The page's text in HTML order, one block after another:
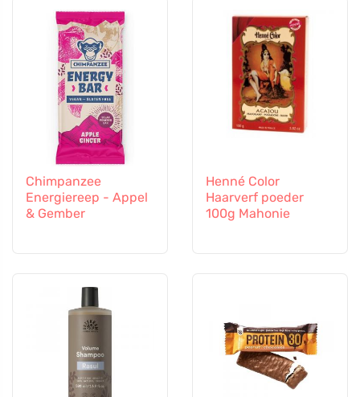
Chimpanzee
Energiereep - Appel
& Gember
Henné Color
Haarverf poeder
100g Mahonie